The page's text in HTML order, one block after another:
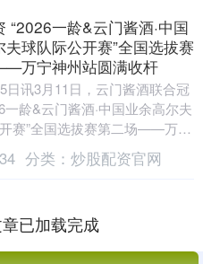
“2026一龄&云门酱酒·中国
夫球队际公开赛”全国选拔赛
万宁神州站圆满收杆
日讯3月11日，云门酱酒联合冠
一龄&云门酱酒·中国业余高尔夫
赛”全国选拔赛第二场——万宁
州高尔夫球会圆满收杆，15....
分类： 炒股配资官网
已加载完成